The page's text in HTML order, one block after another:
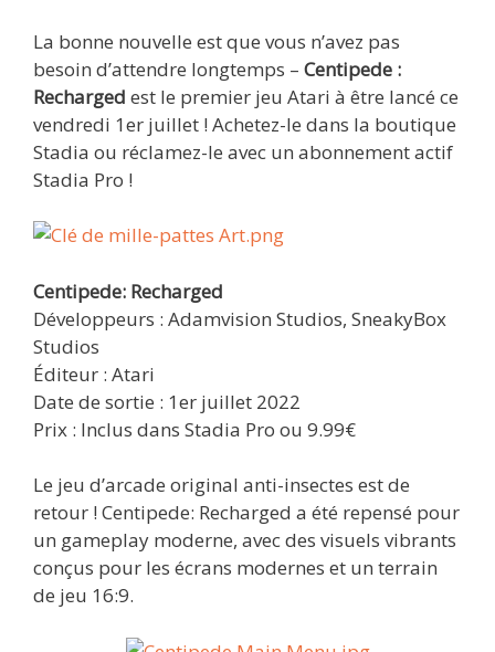
La bonne nouvelle est que vous n’avez pas
besoin d’attendre longtemps – Centipede :
Recharged est le premier jeu Atari à être lancé ce
vendredi 1er juillet ! Achetez-le dans la boutique
Stadia ou réclamez-le avec un abonnement actif
Stadia Pro !
Centipede: Recharged
Développeurs : Adamvision Studios, SneakyBox
Studios
Éditeur : Atari
Date de sortie : 1er juillet 2022
Prix : Inclus dans Stadia Pro ou 9.99€
Le jeu d’arcade original anti-insectes est de
retour ! Centipede: Recharged a été repensé pour
un gameplay moderne, avec des visuels vibrants
conçus pour les écrans modernes et un terrain
de jeu 16:9.